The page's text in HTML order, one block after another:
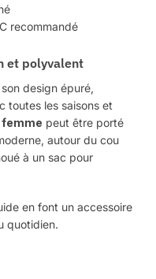
recommandé
et polyvalent
design épuré,
toutes les saisons et
peut être porté
autour du cou
à un sac pour
en font un accessoire
quotidien.